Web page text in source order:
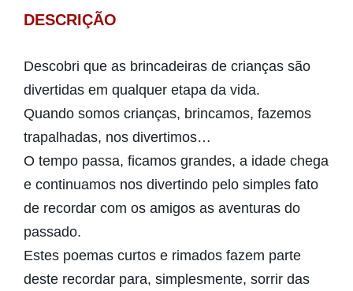
DESCRIÇÃO
Descobri que as brincadeiras de crianças são
divertidas em qualquer etapa da vida.
Quando somos crianças, brincamos, fazemos
trapalhadas, nos divertimos…
O tempo passa, ficamos grandes, a idade chega
e continuamos nos divertindo pelo simples fato
de recordar com os amigos as aventuras do
passado.
Estes poemas curtos e rimados fazem parte
deste recordar para, simplesmente, sorrir das